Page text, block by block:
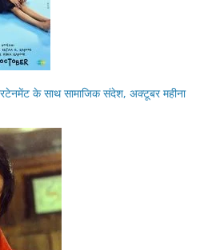
के साथ सामाजिक संदेश, अक्टूबर महीना